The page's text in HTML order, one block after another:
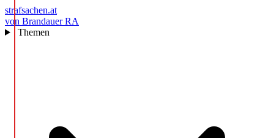
strafsachen.at
von Brandauer RA
Themen